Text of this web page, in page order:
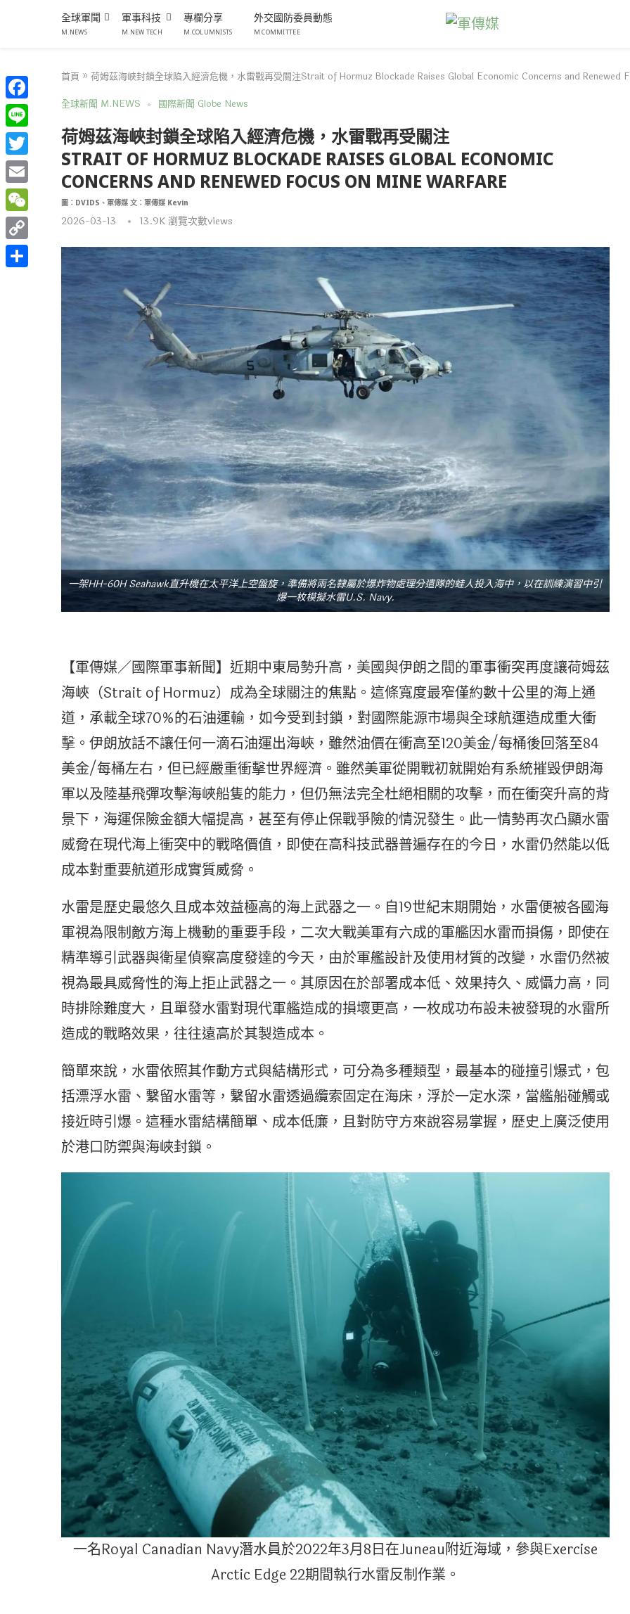
全球軍聞
M.NEWS
軍事科技
M.NEW TECH
專欄分享
M.COLUMNISTS
外交國防委員動態
M COMMITTEE
首頁 » 荷姆茲海峽封鎖全球陷入經濟危機，水雷戰再受關注Strait of Hormuz Blockade Raises Global Economic Concerns and Renewed
全球新聞 M.NEWS
國際新聞 Globe News
荷姆茲海峽封鎖全球陷入經濟危機，水雷戰再受關注
STRAIT OF HORMUZ BLOCKADE RAISES GLOBAL ECONOMIC
CONCERNS AND RENEWED FOCUS ON MINE WARFARE
圖：DVIDS、軍傳媒 文：軍傳媒 Kevin
2026-03-13 13.9K瀏覽次數views
一架HH-60H Seahawk直升機在太平洋上空盤旋，準備將兩名隸屬於爆炸物處理分遣隊的蛙人投入海中，以在訓練演習中引
爆一枚模擬水雷U.S. Navy.
【軍傳媒／國際軍事新聞】近期中東局勢升高，美國與伊朗之間的軍事衝突再度讓荷姆茲
海峽（Strait of Hormuz）成為全球關注的焦點。這條寬度最窄僅約數十公里的海上通
道，承載全球70%的石油運輸，如今受到封鎖，對國際能源市場與全球航運造成重大衝
擊。伊朗放話不讓任何一滴石油運出海峽，雖然油價在衝高至120美金/每桶後回落至84
美金/每桶左右，但已經嚴重衝擊世界經濟。雖然美軍從開戰初就開始有系統摧毀伊朗海
軍以及陸基飛彈攻擊海峽船隻的能力，但仍無法完全杜絕相關的攻擊，而在衝突升高的背
景下，海運保險金額大幅提高，甚至有停止保戰爭險的情況發生。此一情勢再次凸顯水雷
威脅在現代海上衝突中的戰略價值，即使在高科技武器普遍存在的今日，水雷仍然能以低
成本對重要航道形成實質威脅。
水雷是歷史最悠久且成本效益極高的海上武器之一。自19世紀末期開始，水雷便被各國海
軍視為限制敵方海上機動的重要手段，二次大戰美軍有六成的軍艦因水雷而損傷，即使在
精準導引武器與衛星偵察高度發達的今天，由於軍艦設計及使用材質的改變，水雷仍然被
視為最具威脅性的海上拒止武器之一。其原因在於部署成本低、效果持久、威懾力高，同
時排除難度大，且單發水雷對現代軍艦造成的損壞更高，一枚成功布設未被發現的水雷所
造成的戰略效果，往往遠高於其製造成本。
簡單來說，水雷依照其作動方式與結構形式，可分為多種類型，最基本的碰撞引爆式，包
括漂浮水雷、繫留水雷等，繫留水雷透過纜索固定在海床，浮於一定水深，當艦船碰觸或
接近時引爆。這種水雷結構簡單、成本低廉，且對防守方來說容易掌握，歷史上廣泛使用
於港口防禦與海峽封鎖。
一名Royal Canadian Navy潛水員於2022年3月8日在Juneau附近海域，參與Exercise
Arctic Edge 22期間執行水雷反制作業。
Facebook
Line
Twitter
Email
WeChat
Copy
Link